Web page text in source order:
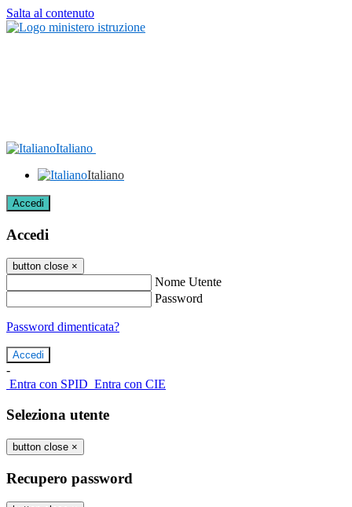
Salta al contenuto
Italiano
Italiano
Accedi
Accedi
button close ×
Nome Utente
Password
Password dimenticata?
-
Entra con SPID Entra con CIE
Seleziona utente
button close ×
Recupero password